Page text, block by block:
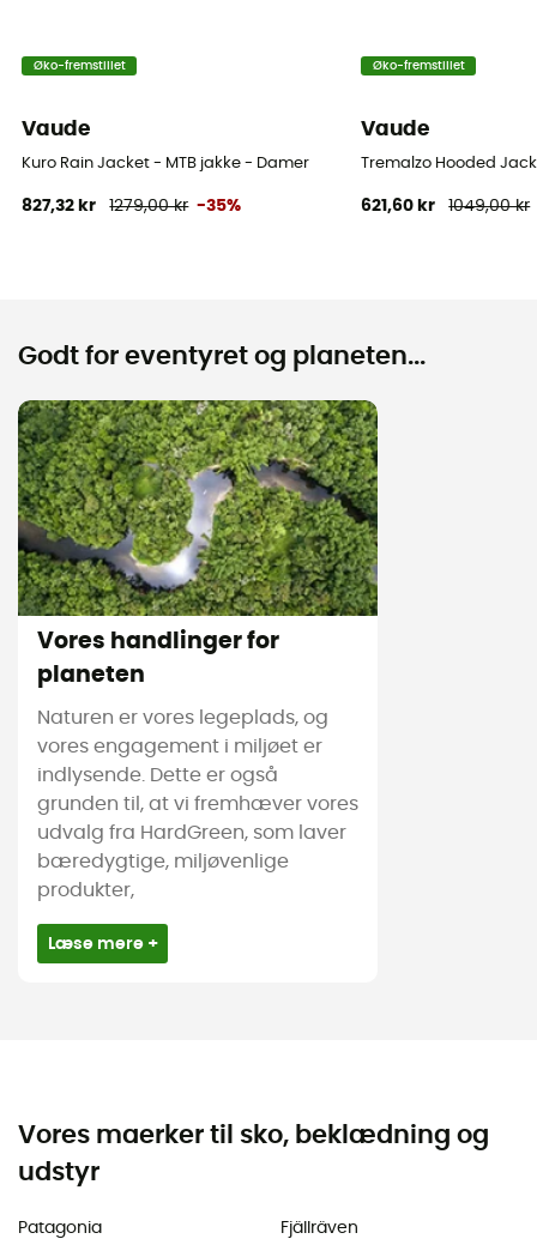
Øko-fremstillet
Vaude
Kuro Rain Jacket - MTB jakke - Damer
827,32 kr 1279,00 kr -35%
Øko-fremstillet
Vaude
Tremalzo Hooded
621,60 kr 1049,00 kr
Godt for eventyret og planeten...
Vores handlinger for
planeten
Naturen er vores legeplads, og
vores engagement i miljøet er
indlysende. Dette er også
grunden til, at vi fremhæver vores
udvalg fra HardGreen, som laver
bæredygtige, miljøvenlige
produkter,
Læse mere +
Vores maerker til sko, beklædning og
udstyr
Patagonia
Fjällräven